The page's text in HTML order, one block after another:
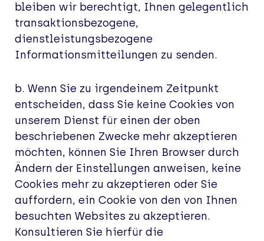
bleiben wir berechtigt, Ihnen gelegentlich
transaktionsbezogene,
dienstleistungsbezogene
Informationsmitteilungen zu senden.
b. Wenn Sie zu irgendeinem Zeitpunkt
entscheiden, dass Sie keine Cookies von
unserem Dienst für einen der oben
beschriebenen Zwecke mehr akzeptieren
möchten, können Sie Ihren Browser durch
Ändern der Einstellungen anweisen, keine
Cookies mehr zu akzeptieren oder Sie
auffordern, ein Cookie von den von Ihnen
besuchten Websites zu akzeptieren.
Konsultieren Sie hierfür die